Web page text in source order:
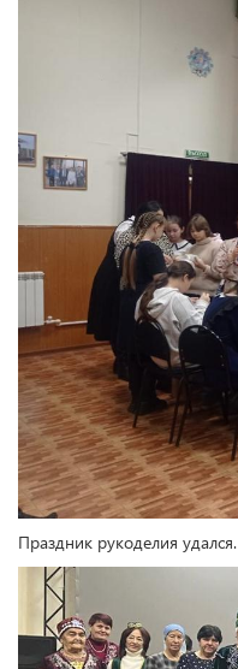
Праздник рукоделия удался.